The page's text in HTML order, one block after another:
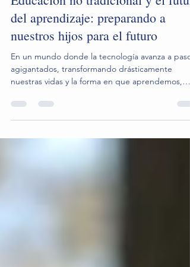
6 may 2025
8 min de lectura
Educación no tradicional y el
del aprendizaje: preparando a
nuestros hijos para el futuro
En un mundo donde la tecnología avanza a pasos
nuestras vidas y la forma en que aprendemos,
surge una pregunta crucial: ¿qué es realmente lo